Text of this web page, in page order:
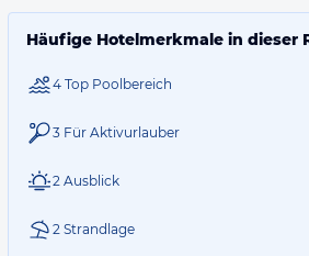
Häufige Hotelmerkmale in dieser
4 Top Poolbereich
3 Für Aktivurlauber
2 Ausblick
2 Strandlage